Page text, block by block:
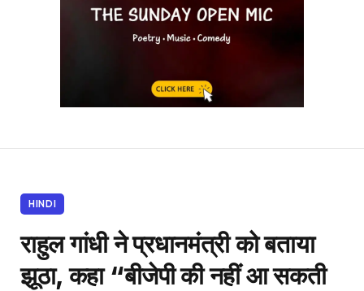
HINDI
राहुल गांधी ने प्रधानमंत्री को बताया
झूठा, कहा “बीजेपी की नहीं आ सकती